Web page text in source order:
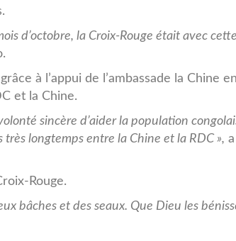
d’octobre, la Croix-Rouge était avec
à l’appui de l’ambassade la Chine
et la Chine.
sincère d’aider la population
longtemps entre la Chine et la RDC »,
Rouge.
bâches et des seaux. Que Dieu les